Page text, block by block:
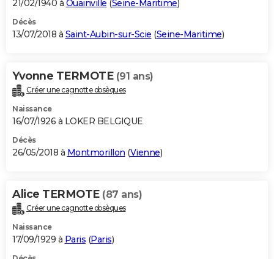
21/02/1940 à Ouainville (Seine-Maritime)
Décès
13/07/2018 à Saint-Aubin-sur-Scie (Seine-Maritime)
Yvonne TERMOTE (91 ans)
Créer une cagnotte obsèques
Naissance
16/07/1926 à LOKER BELGIQUE
Décès
26/05/2018 à Montmorillon (Vienne)
Alice TERMOTE (87 ans)
Créer une cagnotte obsèques
Naissance
17/09/1929 à Paris (Paris)